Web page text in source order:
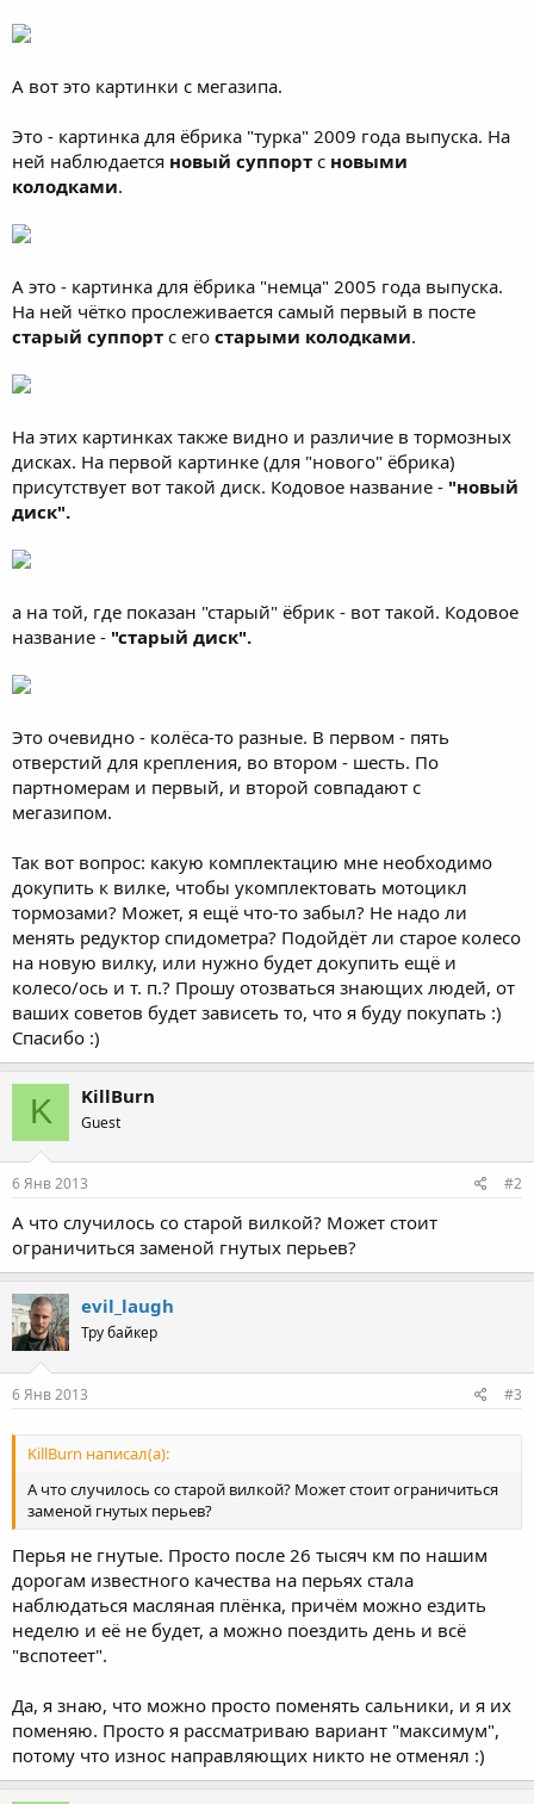
А вот это картинки с мегазипа.
Это - картинка для ёбрика "турка" 2009 года выпуска. На
ней наблюдается новый суппорт с новыми
колодками.
А это - картинка для ёбрика "немца" 2005 года выпуска.
На ней чётко прослеживается самый первый в посте
старый суппорт с его старыми колодками.
На этих картинках также видно и различие в тормозных
дисках. На первой картинке (для "нового" ёбрика)
присутствует вот такой диск. Кодовое название - "новый
диск".
а на той, где показан "старый" ёбрик - вот такой. Кодовое
название - "старый диск".
Это очевидно - колёса-то разные. В первом - пять
отверстий для крепления, во втором - шесть. По
партномерам и первый, и второй совпадают с
мегазипом.
Так вот вопрос: какую комплектацию мне необходимо
докупить к вилке, чтобы укомплектовать мотоцикл
тормозами? Может, я ещё что-то забыл? Не надо ли
менять редуктор спидометра? Подойдёт ли старое колесо
на новую вилку, или нужно будет докупить ещё и
колесо/ось и т. п.? Прошу отозваться знающих людей, от
ваших советов будет зависеть то, что я буду покупать :)
Спасибо :)
K KillBurn
Guest
6 Янв 2013 #2
А что случилось со старой вилкой? Может стоит
ограничиться заменой гнутых перьев?
evil_laugh
Тру байкер
6 Янв 2013 #3
KillBurn написал(а):
А что случилось со старой вилкой? Может стоит ограничиться
заменой гнутых перьев?
Перья не гнутые. Просто после 26 тысяч км по нашим
дорогам известного качества на перьях стала
наблюдаться масляная плёнка, причём можно ездить
неделю и её не будет, а можно поездить день и всё
"вспотеет".
Да, я знаю, что можно просто поменять сальники, и я их
поменяю. Просто я рассматриваю вариант "максимум",
потому что износ направляющих никто не отменял :)